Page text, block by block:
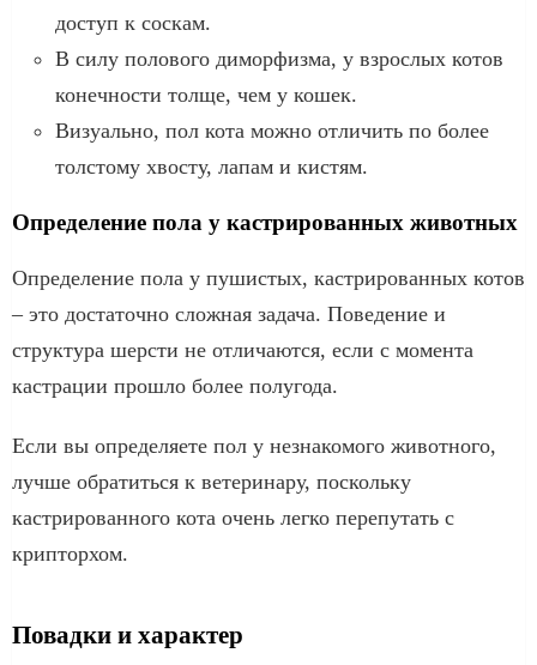
доступ к соскам.
В силу полового диморфизма, у взрослых котов
конечности толще, чем у кошек.
Визуально, пол кота можно отличить по более
толстому хвосту, лапам и кистям.
Определение пола у кастрированных животных
Определение пола у пушистых, кастрированных котов
– это достаточно сложная задача. Поведение и
структура шерсти не отличаются, если с момента
кастрации прошло более полугода.
Если вы определяете пол у незнакомого животного,
лучше обратиться к ветеринару, поскольку
кастрированного кота очень легко перепутать с
крипторхом.
Повадки и характер